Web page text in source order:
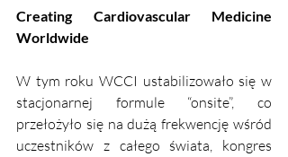
Creating Cardiovascular Medicine
Worldwide
W tym roku WCCI ustabilizowało się w
stacjonarnej formule “onsite”, co
przełożyło się na dużą frekwencję wśród
uczestników z całego świata, kongres